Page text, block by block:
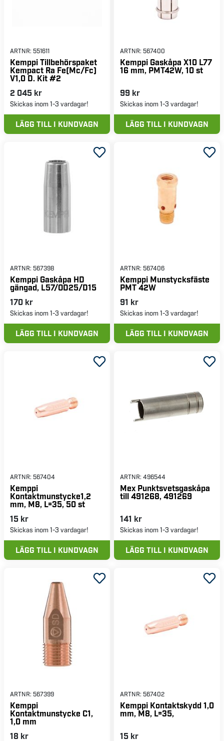
ARTNR: 551611
Kemppi Tillbehörspaket
Kempact Ra Fe(Mc/Fc)
V1,0 D. Kit #2
2 045 kr
Skickas inom 1-3 vardagar!
LÄGG TILL I KUNDVAGN
ARTNR: 567400
Kemppi Gaskåpa X10 L77
16 mm, PMT42W, 10 st
99 kr
Skickas inom 1-3 vardagar!
LÄGG TILL I KUNDVAGN
ARTNR: 567398
Kemppi Gaskåpa HD
gängad, L57/OD25/D15
170 kr
Skickas inom 1-3 vardagar!
LÄGG TILL I KUNDVAGN
ARTNR: 567406
Kemppi Munstycksfäste
PMT 42W
91 kr
Skickas inom 1-3 vardagar!
LÄGG TILL I KUNDVAGN
ARTNR: 567404
Kemppi
Kontaktmunstycke1,2
mm, M8, L=35, 50 st
15 kr
Skickas inom 1-3 vardagar!
LÄGG TILL I KUNDVAGN
ARTNR: 496544
Mex Punktsvetsgaskåpa
till 491268, 491269
141 kr
Skickas inom 1-3 vardagar!
LÄGG TILL I KUNDVAGN
ARTNR: 567399
Kemppi
Kontaktmunstycke C1,
1,0 mm
18 kr
ARTNR: 567402
Kemppi Kontaktskydd 1,0
mm, M8, L=35,
15 kr